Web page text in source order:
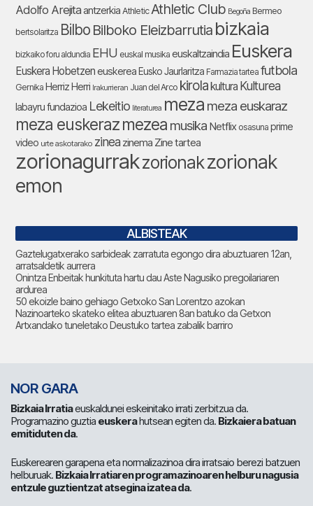
Adolfo Arejitaantzerkia Athletic Athletic Club Begoña Bermeo
bertsolaritza Bilbo Bilboko Eleizbarrutia bizkaia
bizkaiko foru aldundia EHU euskal musika euskaltzaindia Euskera
Euskera Hobetzeneuskerea Eusko Jaurlaritza Farmazia tartea futbola
Gernika Herriz Herri Irakurrieran Juan del Arco kirolakultura Kulturea
labayru fundazioa Lekeitio literaturea meza meza euskaraz
meza euskerazmezea musika Netflix osasuna prime
video urte askotarako zinea zinema Zine tartea
zorionagurrakzorionakzorionak
emon
ALBISTEAK
Gaztelugatxerako sarbideak zarratuta egongo dira abuztuaren 12an,
arratsaldetik aurrera
Onintza Enbeitak hunkituta hartu dau Aste Nagusiko pregoilariaren
ardurea
50 ekoizle baino gehiago Getxoko San Lorentzo azokan
Nazinoarteko skateko elitea abuztuaren 8an batuko da Getxon
Artxandako tuneletako Deustuko tartea zabalik barriro
NOR GARA
Bizkaia Irratiaeuskaldunei eskeinitako irrati zerbitzua da.
Programazino guztia euskerahutsean egiten da. Bizkaiera batuan
emitiduten da.
Euskerearen garapena eta normalizazinoa dira irratsaio berezi batzuen
helburuak. Bizkaia Irratiaren programazinoaren helburu nagusia
entzule guztientzat atsegina izatea da.